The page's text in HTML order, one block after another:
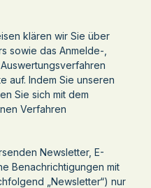
klären wir Sie über
sowie das Anmelde-,
auf. Indem Sie unseren
Sie sich mit dem
Verfahren
Newsletter, E-
Benachrichtigungen mit
„Newsletter“) nur